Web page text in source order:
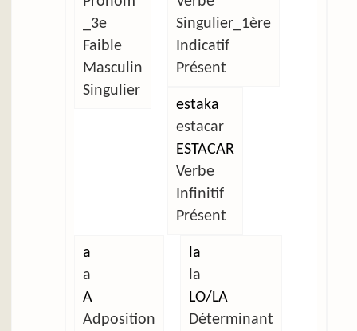
_3e
Faible
Masculin
Singulier
Singulier_1ère
Indicatif
Présent
estaka
estacar
ESTACAR
Verbe
Infinitif
Présent
a
a
A
Adposition
la
la
LO/LA
Déterminant